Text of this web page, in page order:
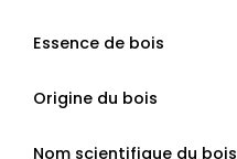
Essence de bois
Origine du bois
Nom scientifique du bois